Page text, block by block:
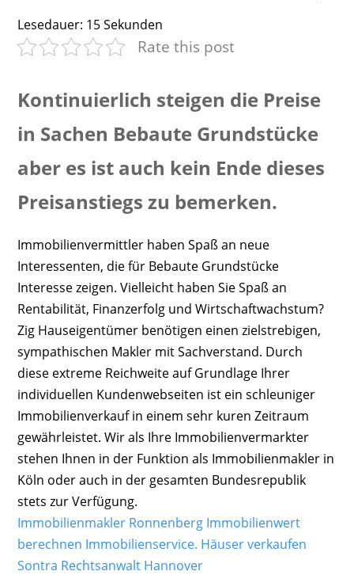
Lesedauer: 15Sekunden
Rate this post
Kontinuierlich steigen die Preise
in Sachen Bebaute Grundstücke
aber es ist auch kein Ende dieses
Preisanstiegs zu bemerken.
Immobilienvermittler haben Spaß an neue
Interessenten, die für Bebaute Grundstücke
Interesse zeigen. Vielleicht haben Sie Spaß an
Rentabilität, Finanzerfolg und Wirtschaftwachstum?
Zig Hauseigentümer benötigen einen zielstrebigen,
sympathischen Makler mit Sachverstand. Durch
diese extreme Reichweite auf Grundlage Ihrer
individuellen Kundenwebseiten ist ein schleuniger
Immobilienverkauf in einem sehr kuren Zeitraum
gewährleistet. Wir als Ihre Immobilienvermarkter
stehen Ihnen in der Funktion als Immobilienmakler in
Köln oder auch in der gesamten Bundesrepublik
stets zur Verfügung.
Immobilienmakler Ronnenberg Immobilienwert
berechnen Immobilienservice. Häuser verkaufen
Sontra Rechtsanwalt Hannover